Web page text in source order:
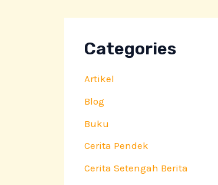
Categories
Artikel
Blog
Buku
Cerita Pendek
Cerita Setengah Berita